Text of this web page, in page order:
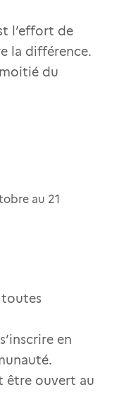
l’effort de
la différence.
du
au 21
en
être ouvert au